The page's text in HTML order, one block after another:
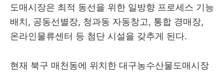
도매시장은 최적 동선을 위한 일방향 프로세스 기능
배치, 공동선별장, 청과동 자동창고, 통합 경매장,
온라인물류센터 등 첨단 시설을 갖추게 된다.
현재 북구 매천동에 위치한 대구농수산물도매시장